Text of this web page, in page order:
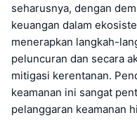
seharusnya, dengan
keuangan dalam
menerapkan langkah-
peluncuran dan secara
mitigasi kerentanan.
keamanan ini sangat
pelanggaran keamanan